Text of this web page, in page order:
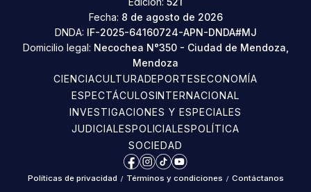
Fecha: 8 de agosto de 2026
DNDA: IF-2025-64160724-APN-DNDA#MJ
Domicilio legal: Necochea N°350 - Ciudad de Mendoza,
Mendoza
CIENCIACULTURADEPORTESECONOMÍA
ESPECTÁCULOSINTERNACIONAL
INVESTIGACIONES Y ESPECIALES
JUDICIALESPOLICIALESPOLÍTICA
SOCIEDAD
Facebook
Instagram
TikTokYouTube
Políticas de privacidad / Términos y condiciones / Contáctanos